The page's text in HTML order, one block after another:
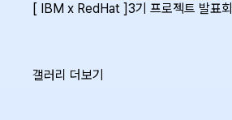
[ IBM x RedHat ]3기 프로젝트 발표회
갤러리 더보기